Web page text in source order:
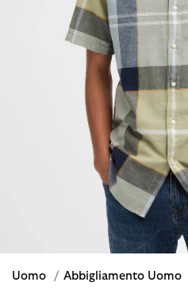
Uomo / Abbigliamento Uomo